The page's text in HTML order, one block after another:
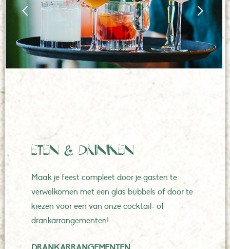
ETEN & DRINKEN
Maak je feest compleet door je gasten te
verwelkomen met een glas bubbels of door te
kiezen voor een van onze cocktail- of
drankarrangementen!